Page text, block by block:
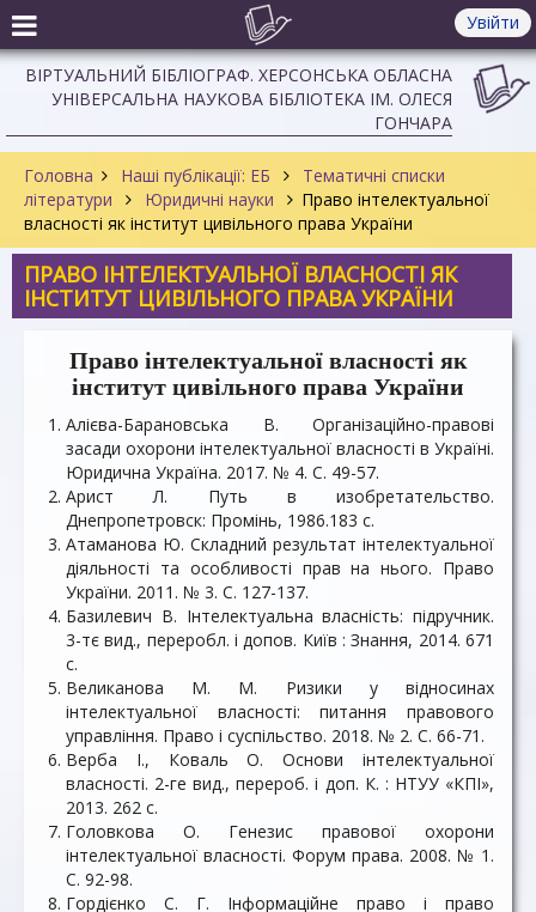
Увійти
ВІРТУАЛЬНИЙ БІБЛІОГРАФ. ХЕРСОНСЬКА ОБЛАСНА
УНІВЕРСАЛЬНА НАУКОВА БІБЛІОТЕКА ІМ. ОЛЕСЯ
ГОНЧАРА
Головна Наші публікації: ЕБ
Тематичні списки
літератури
Юридичні науки
Право інтелектуальної
власності як інститут цивільного права України
ПРАВО ІНТЕЛЕКТУАЛЬНОЇ ВЛАСНОСТІ ЯК
ІНСТИТУТ ЦИВІЛЬНОГО ПРАВА УКРАЇНИ
Право інтелектуальної власності як
інститут цивільного права України
Алієва-Барановська В. Організаційно-правові
засади охорони інтелектуальної власності в Україні.
Юридична Україна. 2017. № 4. С. 49-57.
Арист Л. Путь в изобретательство.
Днепропетровск: Промінь, 1986.183 с.
Атаманова Ю. Складний результат інтелектуальної
діяльності та особливості прав на нього. Право
України. 2011. № 3. С. 127-137.
Базилевич В. Інтелектуальна власність: підручник.
3-тє вид., переробл. і допов. Київ : Знання, 2014. 671
с.
Великанова М. М. Ризики у відносинах
інтелектуальної власності: питання правового
управління. Право і суспільство. 2018. № 2. С. 66-71.
Верба І., Коваль О. Основи інтелектуальної
власності. 2-ге вид., перероб. і доп. К. : НТУУ «КПІ»,
2013. 262 с.
Головкова О. Генезис правової охорони
інтелектуальної власності. Форум права. 2008. № 1.
С. 92-98.
Гордієнко С. Г. Інформаційне право і право